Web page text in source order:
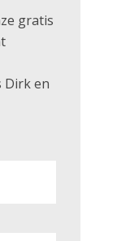
gratis
Dirk en